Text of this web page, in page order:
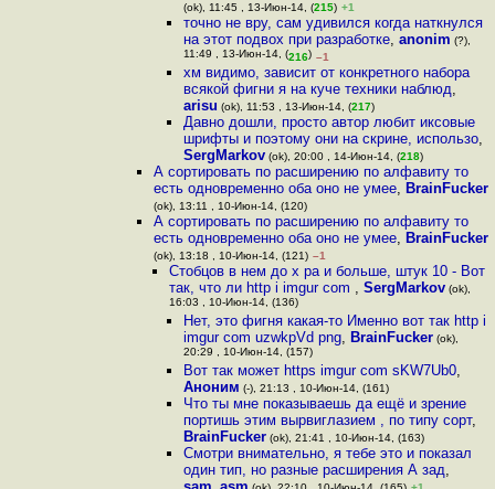
(ok), 11:45 , 13-Июн-14, (215) +1
точно не вру, сам удивился когда наткнулся
на этот подвох при разработке, anonim (?),
11:49 , 13-Июн-14, (216) –1
хм видимо, зависит от конкретного набора
всякой фигни я на куче техники наблюд,
arisu (ok), 11:53 , 13-Июн-14, (217)
Давно дошли, просто автор любит иксовые
шрифты и поэтому они на скрине, использо,
SergMarkov(ok), 20:00 , 14-Июн-14, (218)
А сортировать по расширению по алфавиту то
есть одновременно оба оно не умее, BrainFucker
(ok), 13:11 , 10-Июн-14, (120)
А сортировать по расширению по алфавиту то
есть одновременно оба оно не умее, BrainFucker
(ok), 13:18 , 10-Июн-14, (121) –1
Стобцов в нем до х ра и больше, штук 10 - Вот
так, что ли http i imgur com , SergMarkov(ok),
16:03 , 10-Июн-14, (136)
Нет, это фигня какая-то Именно вот так http i
imgur com uzwkpVd png, BrainFucker(ok),
20:29 , 10-Июн-14, (157)
Вот так может https imgur com sKW7Ub0,
Аноним (-), 21:13 , 10-Июн-14, (161)
Что ты мне показываешь да ещё и зрение
портишь этим вырвиглазием , по типу сорт,
BrainFucker(ok), 21:41 , 10-Июн-14, (163)
Смотри внимательно, я тебе это и показал
один тип, но разные расширения А зад,